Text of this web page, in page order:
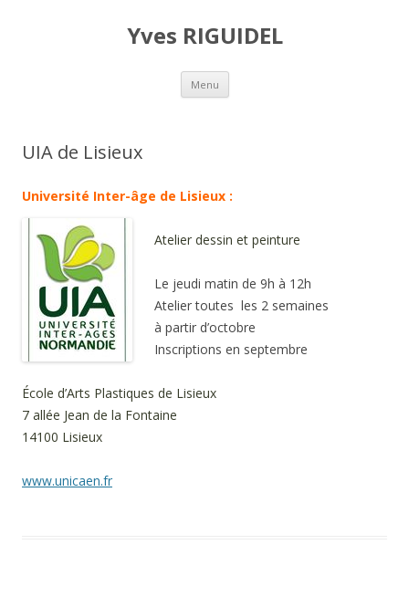
Yves RIGUIDEL
Menu Aller au contenu principal
UIA de Lisieux
Université Inter-âge de Lisieux :
Atelier dessin et peinture
Le jeudi matin de 9h à 12h
Atelier toutes les 2 semaines
à partir d’octobre
Inscriptions en septembre
École d’Arts Plastiques de Lisieux
7 allée Jean de la Fontaine
14100 Lisieux
www.unicaen.fr